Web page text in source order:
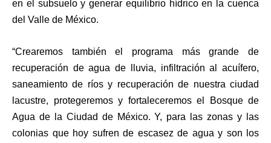
en el subsuelo y generar equilibrio hídrico en la cuenca
del Valle de México.
“Crearemos también el programa más grande de
recuperación de agua de lluvia, infiltración al acuífero,
saneamiento de ríos y recuperación de nuestra ciudad
lacustre, protegeremos y fortaleceremos el Bosque de
Agua de la Ciudad de México. Y, para las zonas y las
colonias que hoy sufren de escasez de agua y son los